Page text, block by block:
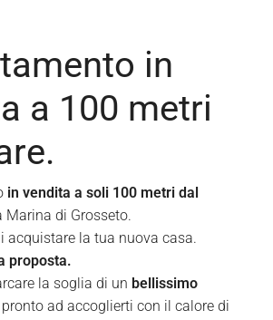
in
a 100 metri
in vendita a soli 100 metri dal
Marina di Grosseto.
acquistare la tua nuova casa.
proposta.
la soglia di un bellissimo
pronto ad accoglierti con il calore di